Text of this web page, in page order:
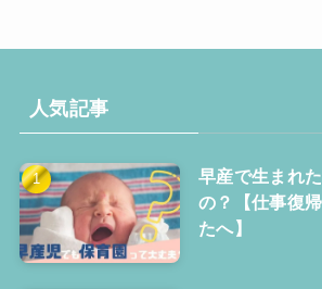
人気記事
早産で生まれ
の？【仕事復
たへ】